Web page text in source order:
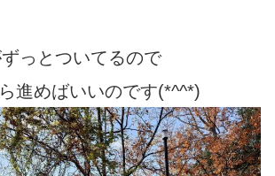
っとついてるので
進めばいいのです(*^^*)